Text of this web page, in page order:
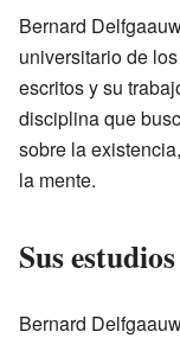
Bernard
universitario de
escritos y su
disciplina que
sobre la
la mente.
Sus
Bernard